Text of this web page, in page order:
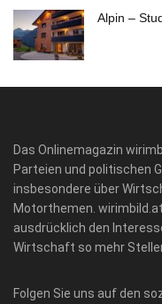
Alpin –
Das Onlinemagazin
Parteien und politischen
insbesondere über
Motorthemen.
ausdrücklich den
Wirtschaft so mehr
Folgen Sie uns auf den